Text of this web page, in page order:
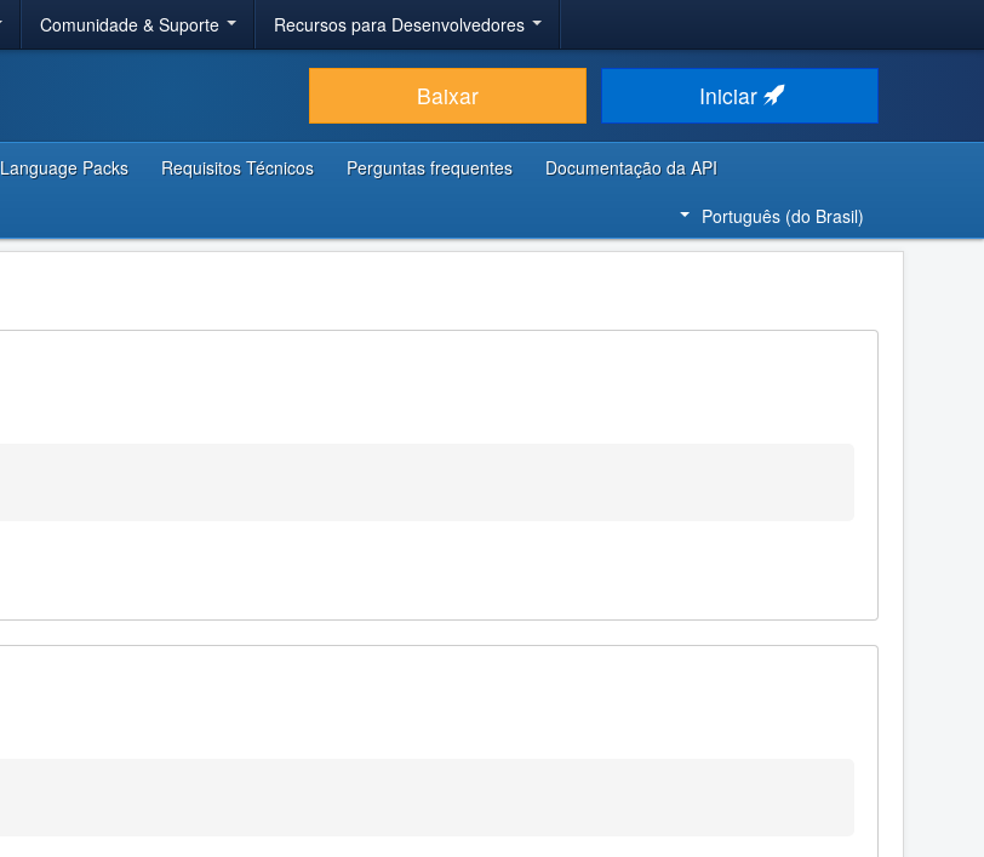
Comunidade & Suporte Recursos para Desenvolvedores
Baixar Iniciar
Language Packs Requisitos Técnicos Perguntas frequentes
Documentação da API
Português (do Brasil)